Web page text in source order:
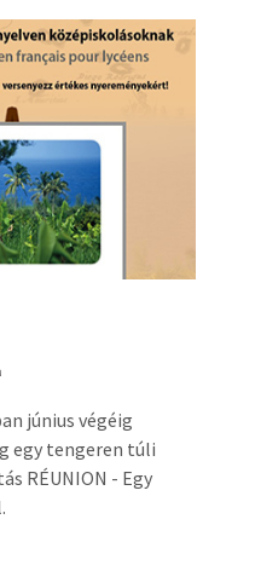
június végéig
egy tengeren túli
RÉUNION - Egy